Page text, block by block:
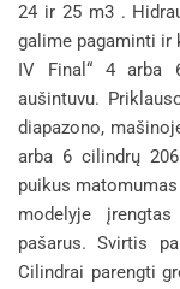
24 ir 25 m3 .
galime pagaminti ir
IV Final“ 4 arba
aušintuvu.
diapazono,
arba 6 cilindrų
puikus matomumas
modelyje
pašarus. Svirtis
Cilindrai parengti